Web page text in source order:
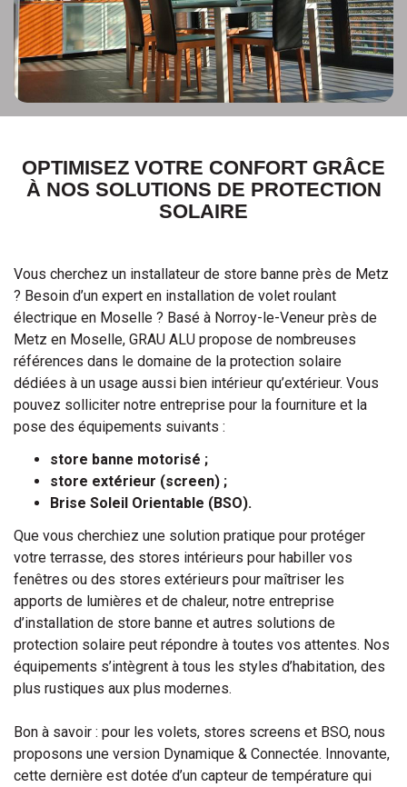
OPTIMISEZ VOTRE CONFORT GRÂCE
À NOS SOLUTIONS DE PROTECTION
SOLAIRE
Vous cherchez un installateur de store banne près de Metz
? Besoin d’un expert en installation de volet roulant
électrique en Moselle ? Basé à Norroy-le-Veneur près de
Metz en Moselle, GRAU ALU propose de nombreuses
références dans le domaine de la protection solaire
dédiées à un usage aussi bien intérieur qu’extérieur. Vous
pouvez solliciter notre entreprise pour la fourniture et la
pose des équipements suivants :
store banne motorisé ;
store extérieur (screen) ;
Brise Soleil Orientable (BSO).
Que vous cherchiez une solution pratique pour protéger
votre terrasse, des stores intérieurs pour habiller vos
fenêtres ou des stores extérieurs pour maîtriser les
apports de lumières et de chaleur, notre entreprise
d’installation de store banne et autres solutions de
protection solaire peut répondre à toutes vos attentes. Nos
équipements s’intègrent à tous les styles d’habitation, des
plus rustiques aux plus modernes.
Bon à savoir : pour les volets, stores screens et BSO, nous
proposons une version Dynamique & Connectée. Innovante,
cette dernière est dotée d’un capteur de température qui